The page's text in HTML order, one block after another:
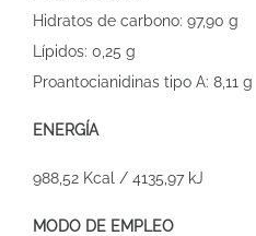
Hidratos de carbono: 97,90 g
Lípidos: 0,25 g
Proantocianidinas tipo A: 8,11 g
ENERGÍA
988,52 Kcal / 4135,97 kJ
MODO DE EMPLEO